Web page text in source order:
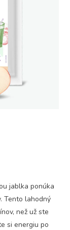
jablka ponúka
Tento lahodný
než už ste
si energiu po